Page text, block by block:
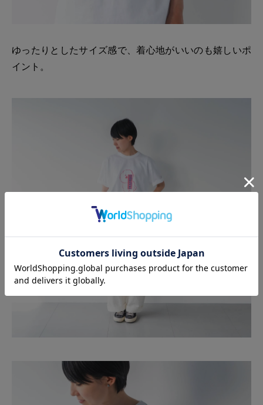
ゆったりとしたサイズ感で、着心地がいいのも嬉しいポ
イント。